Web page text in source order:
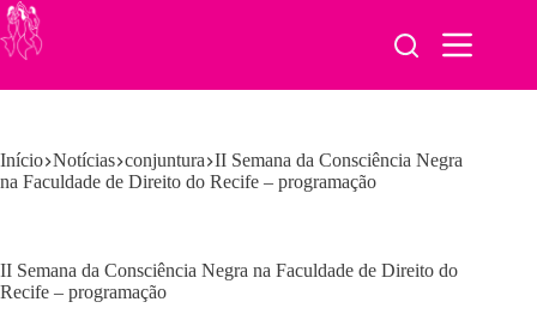
Pular
para
o
Início Notícias conjuntura II Semana da Consciência Negra
na Faculdade de Direito do Recife – programação
II Semana da Consciência Negra na Faculdade de Direito do
Recife – programação